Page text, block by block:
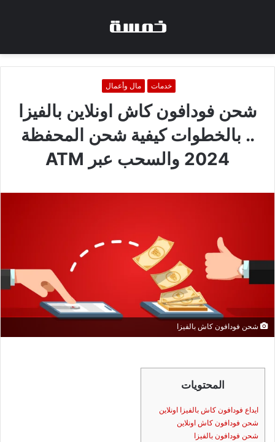
خدمات مال وأعمال
شحن فودافون كاش اونلاين بالفيزا
.. بالخطوات كيفية شحن المحفظة
2024 والسحب عبر ATM
شحن فودافون كاش بالفيزا
المحتويات
ايداع فودافون كاش بالفيزا اونلاين
شحن فودافون كاش اونلاين
شحن فودافون بالفيزا